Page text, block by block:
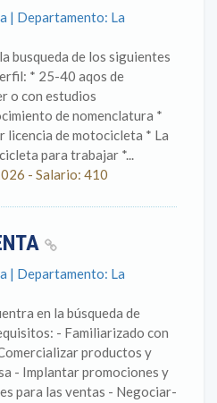
| Departamento: La
busqueda de los siguientes
* 25-40 aqos de
o con estudios
de nomenclatura *
licencia de motocicleta * La
para trabajar *...
- Salario: 410
| Departamento: La
en la búsqueda de
- Familiarizado con
productos y
- Implantar promociones y
para las ventas - Negociar-